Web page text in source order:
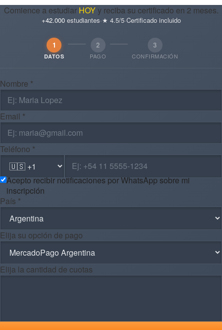
Comience a estudiar HOYy reciba su certificado en 2 meses.
+42.000estudiantes·★ 4.5/5·Certificado incluido
1
DATOS
2
PAGO
3
CONFIRMACIÓN
Nombre *
Email *
Teléfono *
Acepto recibir notificaciones por WhatsApp sobre mi
inscripción
País *
Elija su opción de pago
Elija la cantidad de cuotas